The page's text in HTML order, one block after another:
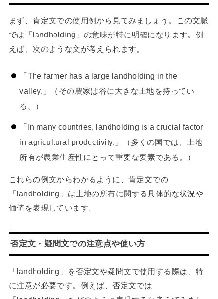
まず、肯定文での使用例から見てみましょう。この文脈
では「landholding」の意味が特に明確になります。例
えば、次のような文が考えられます。
「The farmer has a large landholding in the
valley.」（その農家は谷に大きな土地を持ってい
る。）
「In many countries, landholding is a crucial factor
in agricultural productivity.」（多くの国では、土地
所有が農業生産性にとって重要な要素である。）
これらの例文からわかるように、肯定文での
「landholding」は土地の所有に関する具体的な状況や
価値を表現しています。
否定文・疑問文での注意点や使い方
「landholding」を否定文や疑問文で使用する際は、特
に注意が必要です。例えば、否定文では